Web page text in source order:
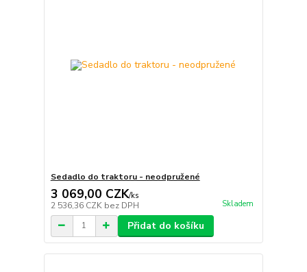
Sedadlo do traktoru - neodpružené
3 069,00 CZK/ks
2 536,36 CZK bez DPH Skladem
Přidat do košíku